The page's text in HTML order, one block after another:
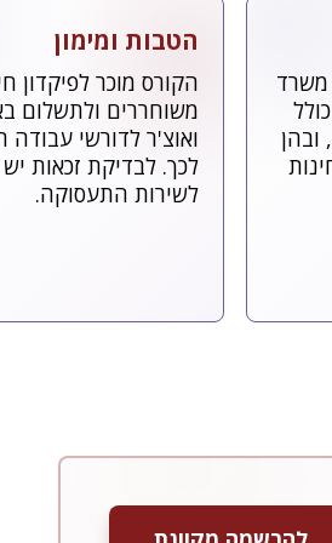
משרד
ובהן
הטבות ומימון
הקורס מוכר לפיקדון
משוחררים ולתשלום
ואוצ'ר לדורשי עבודה
לכך. לבדיקת זכאות
לשירות התעסוקה.